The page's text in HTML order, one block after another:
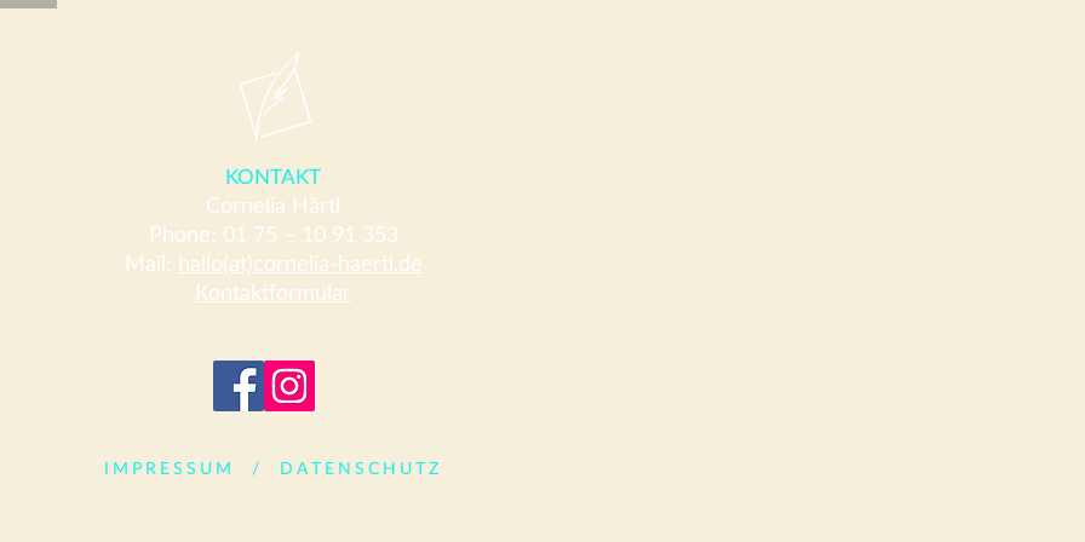
KONTAKT
Cornelia Härtl
Phone: 01 75 – 10 91 353
Mail: hallo(at)cornelia-haertl.de
Kontaktformular
IMPRESSUM / DATENSCHUTZ